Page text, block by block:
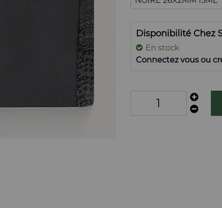
Disponibilité Chez
En stock
Connectez vous ou